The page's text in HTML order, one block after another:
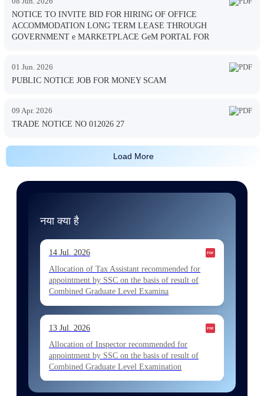
NOTICE TO INVITE BID FOR HIRING OF OFFICE
ACCOMMODATION LONG TERM LEASE THROUGH
GOVERNMENT e MARKETPLACE GeM PORTAL FOR
01 Jun. 2026
PUBLIC NOTICE JOB FOR MONEY SCAM
09 Apr. 2026
TRADE NOTICE NO 012026 27
Load More
नया क्या है
14 Jul. 2026
Allocation of Tax Assistant recommended for
appointment by SSC on the basis of result of
Combined Graduate Level Examina
13 Jul. 2026
Allocation of Inspector recommended for
appointment by SSC on the basis of result of
Combined Graduate Level Examination